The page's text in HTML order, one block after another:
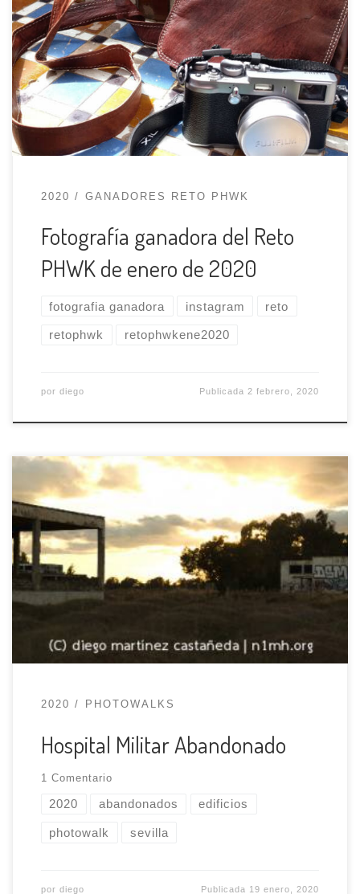
ganado Eva, @evatux en instagram, con un
autorretrato sencillo y tierno. ¡Felicidades Eva!
Podéis ver todas las fotos presentadas en el
hashtag #retoPHWKene2020 y tenéis toda la
información sobre nuestros retos en el apartado
Retos PHWK de la web.
2020 GANADORES RETO PHWK
Fotografía ganadora del Reto
PHWK de enero de 2020
fotografia ganadora instagram reto
retophwk retophwkene2020
por diego Publicada 2 febrero, 2020
Por aclamación popular, porque nos habéis
dicho en numerosas ocasiones, volvemos a
hacer fotos en edificios abandonados en el
primer photowalk de 2020. Al igual que la
primera vez (si algo funciona, ¡no lo cambies!)
iremos hasta Sevilla Este para dar una vuelta por
2020 PHOTOWALKS
Hospital Militar Abandonado
1 Comentario
2020 abandonados edificios
photowalk sevilla
por diego Publicada 19 enero, 2020